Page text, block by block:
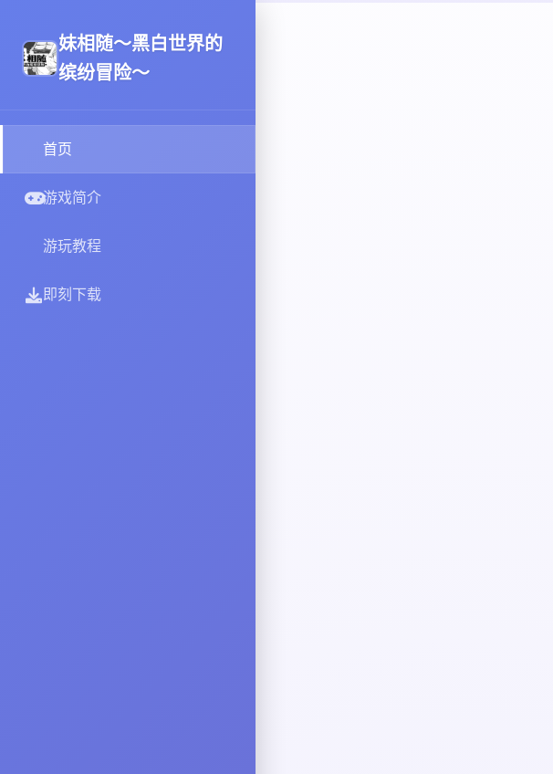
妹相随～黑白世界的
缤纷冒险～
首页
游戏简介
游玩教程
即刻下载